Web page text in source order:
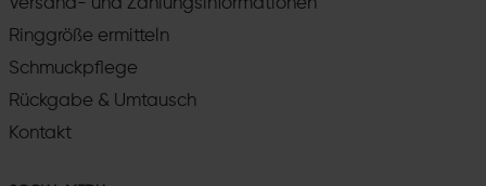
Versand- und Zahlungsinformationen
Ringgröße ermitteln
Schmuckpflege
Rückgabe & Umtausch
Kontakt